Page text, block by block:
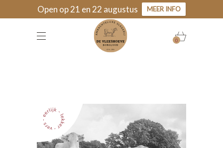
Open op 21 en 22 augustus MEER INFO
0